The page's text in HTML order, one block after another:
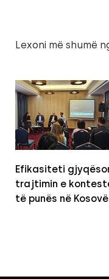
Lexoni më shumë
Efikasiteti
trajtimin e
të punës në Kosovë